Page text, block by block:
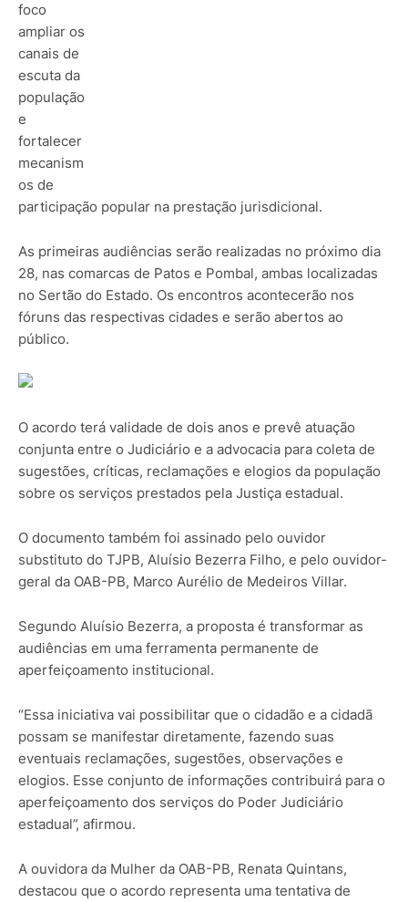
foco
ampliar os
canais de
escuta da
população
e
fortalecer
mecanism
os de
participação popular na prestação jurisdicional.
As primeiras audiências serão realizadas no próximo dia
28, nas comarcas de Patos e Pombal, ambas localizadas
no Sertão do Estado. Os encontros acontecerão nos
fóruns das respectivas cidades e serão abertos ao
público.
O acordo terá validade de dois anos e prevê atuação
conjunta entre o Judiciário e a advocacia para coleta de
sugestões, críticas, reclamações e elogios da população
sobre os serviços prestados pela Justiça estadual.
O documento também foi assinado pelo ouvidor
substituto do TJPB, Aluísio Bezerra Filho, e pelo ouvidor-
geral da OAB-PB, Marco Aurélio de Medeiros Villar.
Segundo Aluísio Bezerra, a proposta é transformar as
audiências em uma ferramenta permanente de
aperfeiçoamento institucional.
“Essa iniciativa vai possibilitar que o cidadão e a cidadã
possam se manifestar diretamente, fazendo suas
eventuais reclamações, sugestões, observações e
elogios. Esse conjunto de informações contribuirá para o
aperfeiçoamento dos serviços do Poder Judiciário
estadual”, afirmou.
A ouvidora da Mulher da OAB-PB, Renata Quintans,
destacou que o acordo representa uma tentativa de